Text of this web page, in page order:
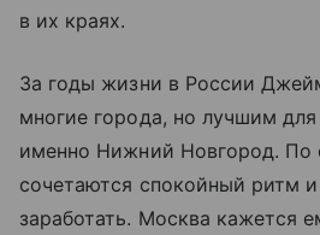
в их краях.
За годы жизни в России
многие города, но лучшим для
именно Нижний Новгород. По
сочетаются спокойный ритм
заработать. Москва кажется